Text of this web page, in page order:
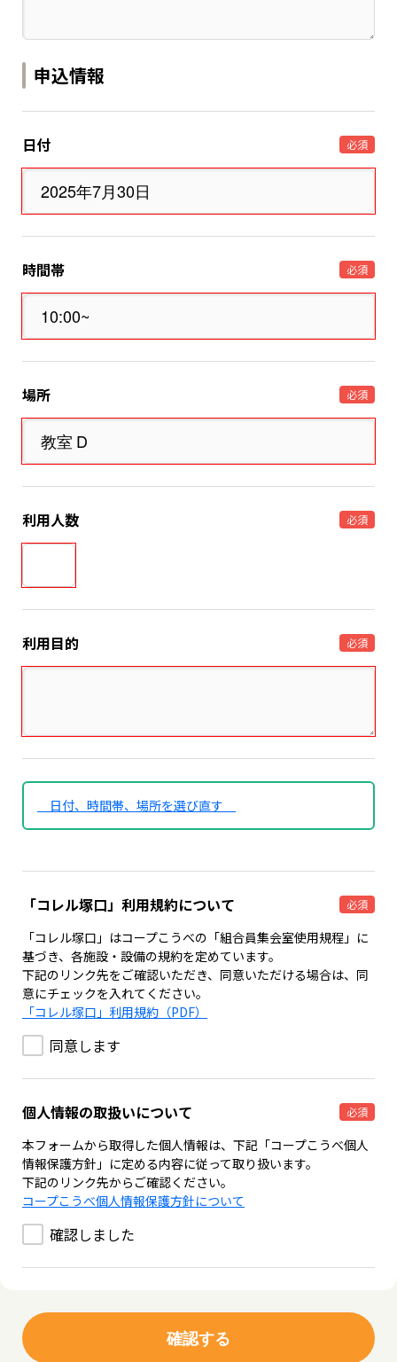
申込情報
日付 必須
時間帯 必須
場所 必須
利用人数 必須
利用目的 必須
日付、時間帯、場所を選び直す
「コレル塚口」利用規約について 必須
「コレル塚口」はコープこうべの「組合員集会室使用規程」に
基づき、各施設・設備の規約を定めています。
下記のリンク先をご確認いただき、同意いただける場合は、同
意にチェックを入れてください。
「コレル塚口」利用規約（PDF）
同意します
個人情報の取扱いについて 必須
本フォームから取得した個人情報は、下記「コープこうべ個人
情報保護方針」に定める内容に従って取り扱います。
下記のリンク先からご確認ください。
コープこうべ個人情報保護方針について
確認しました